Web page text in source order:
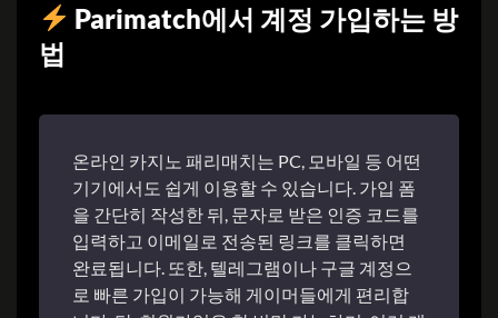
Parimatch에서 계정 가입하는 방
법
온라인 카지노 패리매치는 PC, 모바일 등 어떤
기기에서도 쉽게 이용할 수 있습니다. 가입 폼
을 간단히 작성한 뒤, 문자로 받은 인증 코드를
입력하고 이메일로 전송된 링크를 클릭하면
완료됩니다. 또한, 텔레그램이나 구글 계정으
로 빠른 가입이 가능해 게이머들에게 편리합